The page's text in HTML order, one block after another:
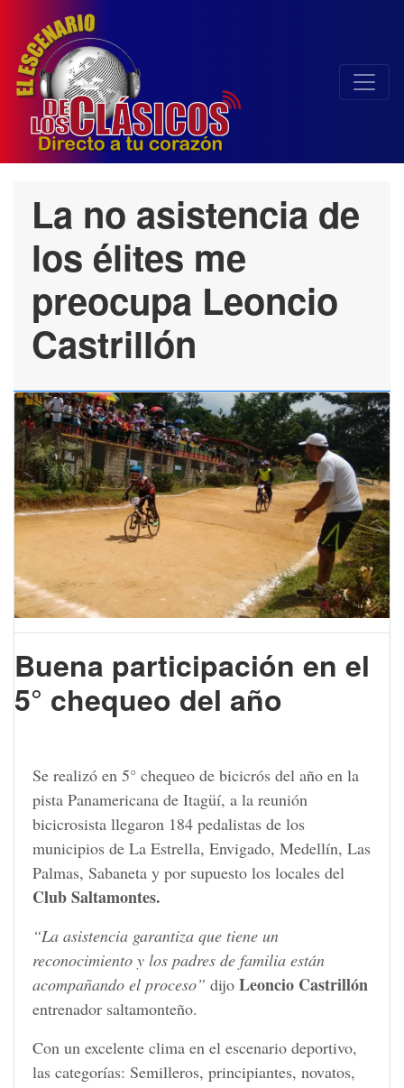
La no asistencia de
los élites me
preocupa Leoncio
Castrillón
Buena participación en el
5° chequeo del año
Se realizó en 5° chequeo de bicicrós del año en la
pista Panamericana de Itagüí, a la reunión
bicicrosista llegaron 184 pedalistas de los
municipios de La Estrella, Envigado, Medellín, Las
Palmas, Sabaneta y por supuesto los locales del
Club Saltamontes.
“La asistencia garantiza que tiene un
reconocimiento y los padres de familia están
acompañando el proceso” dijo Leoncio Castrillón
entrenador saltamonteño.
Con un excelente clima en el escenario deportivo,
las categorías: Semilleros, principiantes, novatos,